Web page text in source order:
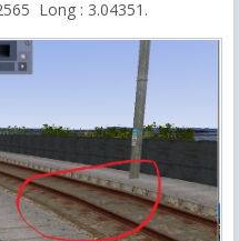
Long : 3.04351.